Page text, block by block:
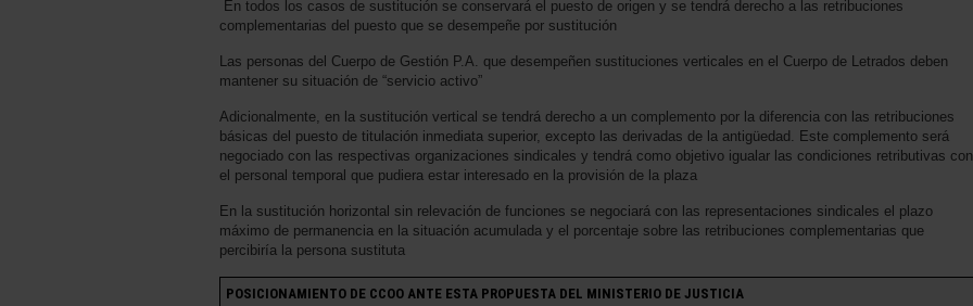
En todos los casos de sustitución se conservará el puesto de origen y se tendrá derecho a las retribuciones
complementarias del puesto que se desempeñe por sustitución
Las personas del Cuerpo de Gestión P.A. que desempeñen sustituciones verticales en el Cuerpo de Letrados deben
mantener su situación de “servicio activo”
Adicionalmente, en la sustitución vertical se tendrá derecho a un complemento por la diferencia con las retribuciones
básicas del puesto de titulación inmediata superior, excepto las derivadas de la antigüedad. Este complemento será
negociado con las respectivas organizaciones sindicales y tendrá como objetivo igualar las condiciones retributivas con
el personal temporal que pudiera estar interesado en la provisión de la plaza
En la sustitución horizontal sin relevación de funciones se negociará con las representaciones sindicales el plazo
máximo de permanencia en la situación acumulada y el porcentaje sobre las retribuciones complementarias que
percibiría la persona sustituta
POSICIONAMIENTO DE CCOO ANTE ESTA PROPUESTA DEL MINISTERIO DE JUSTICIA